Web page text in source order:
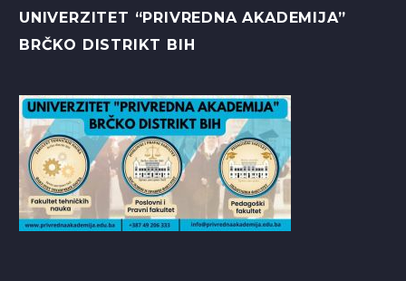
UNIVERZITET “PRIVREDNA AKADEMIJA”
BRČKO DISTRIKT BIH